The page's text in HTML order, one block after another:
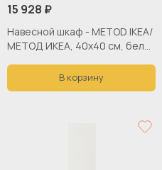
15 928 ₽
Навесной шкаф - METOD IKEA/
МЕТОД ИКЕА, 40х40 см, белы/
В корзину